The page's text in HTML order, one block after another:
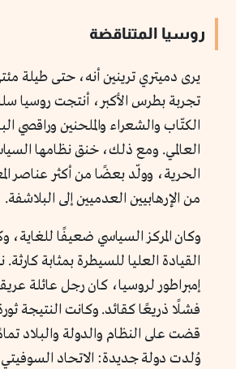
روسيا المتناقضة
يرى دميتري ترينين أنه، حتى طيلة
تجربة بطرس الأكبر، أنتجت روسيا
الكتّاب والشعراء والملحنين وراقصي
العالمي. ومع ذلك، خنق نظامها
الحرية، وولّد بعضًا من أكثر عناصر
من الإرهابيين العدميين إلى البلاشفة.
وكان المركز السياسي ضعيفًا للغاية،
القيادة العليا للسيطرة بمثابة كارثة.
إمبراطور لروسيا، كان رجل عائلة
قضت على النظام والدولة والبلاد
وُلدت دولة جديدة: الاتحاد